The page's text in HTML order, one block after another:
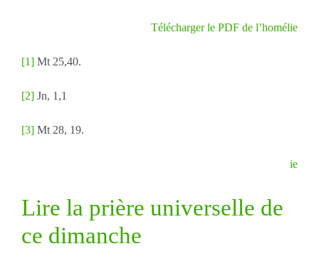
Télécharger le PDF de l’homélie
[1]Mt 25,40.
[2]Jn, 1,1
[3]Mt 28, 19.
ie
Lire la prière universelle de
ce dimanche